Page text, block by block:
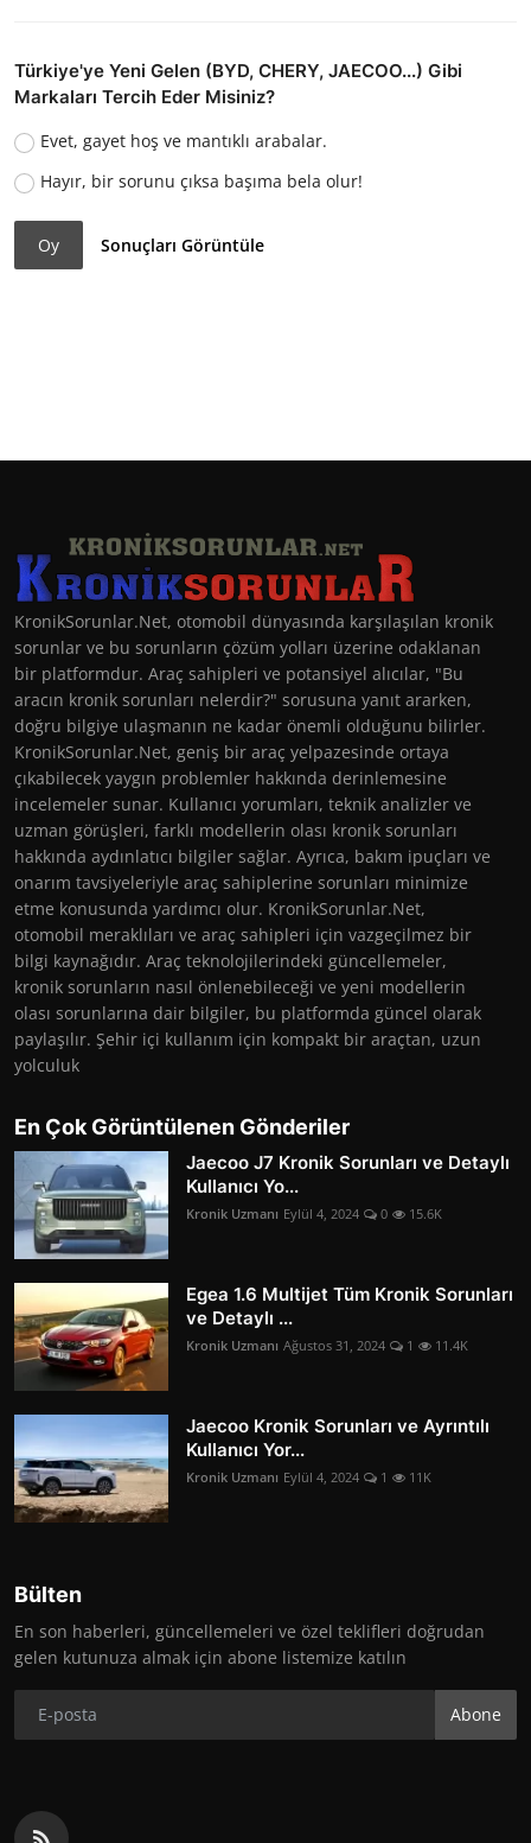
Türkiye'ye Yeni Gelen (BYD, CHERY, JAECOO...) Gibi
Markaları Tercih Eder Misiniz?
Evet, gayet hoş ve mantıklı arabalar.
Hayır, bir sorunu çıksa başıma bela olur!
Oy Sonuçları Görüntüle
KronikSorunlar.Net, otomobil dünyasında karşılaşılan kronik
sorunlar ve bu sorunların çözüm yolları üzerine odaklanan
bir platformdur. Araç sahipleri ve potansiyel alıcılar, "Bu
aracın kronik sorunları nelerdir?" sorusuna yanıt ararken,
doğru bilgiye ulaşmanın ne kadar önemli olduğunu bilirler.
KronikSorunlar.Net, geniş bir araç yelpazesinde ortaya
çıkabilecek yaygın problemler hakkında derinlemesine
incelemeler sunar. Kullanıcı yorumları, teknik analizler ve
uzman görüşleri, farklı modellerin olası kronik sorunları
hakkında aydınlatıcı bilgiler sağlar. Ayrıca, bakım ipuçları ve
onarım tavsiyeleriyle araç sahiplerine sorunları minimize
etme konusunda yardımcı olur. KronikSorunlar.Net,
otomobil meraklıları ve araç sahipleri için vazgeçilmez bir
bilgi kaynağıdır. Araç teknolojilerindeki güncellemeler,
kronik sorunların nasıl önlenebileceği ve yeni modellerin
olası sorunlarına dair bilgiler, bu platformda güncel olarak
paylaşılır. Şehir içi kullanım için kompakt bir araçtan, uzun
yolculuk
En Çok Görüntülenen Gönderiler
Jaecoo J7 Kronik Sorunları ve Detaylı
Kullanıcı Yo...
Kronik Uzmanı Eylül 4, 2024 0 15.6K
Egea 1.6 Multijet Tüm Kronik Sorunları
ve Detaylı ...
Kronik Uzmanı Ağustos 31, 2024 1 11.4K
Jaecoo Kronik Sorunları ve Ayrıntılı
Kullanıcı Yor...
Kronik Uzmanı Eylül 4, 2024 1 11K
Bülten
En son haberleri, güncellemeleri ve özel teklifleri doğrudan
gelen kutunuza almak için abone listemize katılın
Abone